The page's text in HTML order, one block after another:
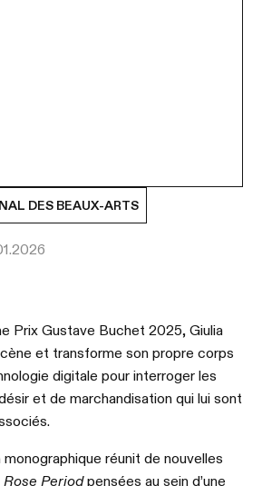
DES BEAUX-ARTS
Prix Gustave Buchet 2025, Giulia
et transforme son propre corps
digitale pour interroger les
et de marchandisation qui lui sont
réunit de nouvelles
Rose Periodpensées au sein d’une